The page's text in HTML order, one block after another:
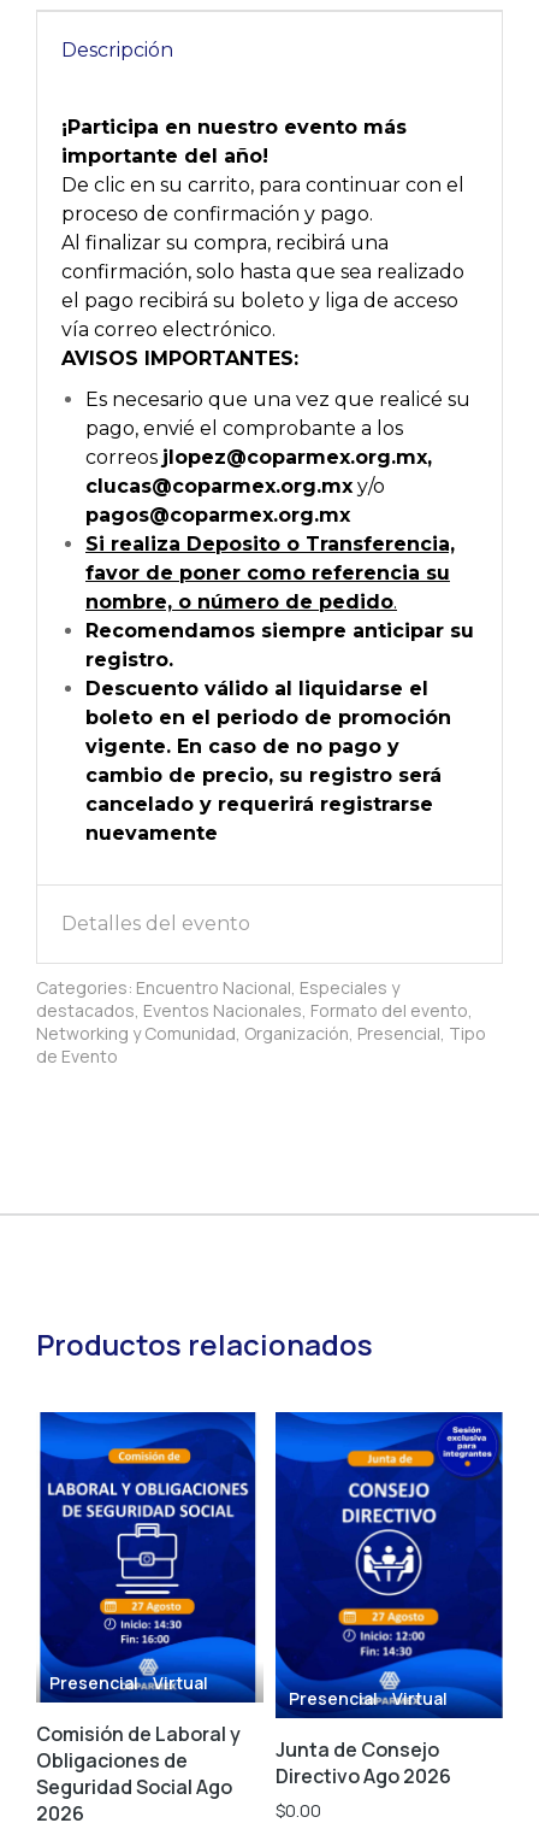
Descripción
¡Participa en nuestro evento más
importante del año!
De clic en su carrito, para continuar con el
proceso de confirmación y pago.
Al finalizar su compra, recibirá una
confirmación, solo hasta que sea realizado
el pago recibirá su boleto y liga de acceso
vía correo electrónico.
AVISOS IMPORTANTES:
Es necesario que una vez que realicé su
pago, envié el comprobante a los
correos jlopez@coparmex.org.mx,
clucas@coparmex.org.mx y/o
pagos@coparmex.org.mx
Si realiza Deposito o Transferencia,
favor de poner como referencia su
nombre, o número de pedido.
Recomendamos siempre anticipar su
registro.
Descuento válido al liquidarse el
boleto en el periodo de promoción
vigente. En caso de no pago y
cambio de precio, su registro será
cancelado y requerirá registrarse
nuevamente
Detalles del evento
Categories: Encuentro Nacional, Especiales y
destacados, Eventos Nacionales, Formato del evento,
Networking y Comunidad, Organización, Presencial, Tipo
de Evento
Productos relacionados
Presencial Virtual
Comisión de Laboral y
Obligaciones de
Seguridad Social Ago
2026
Presencial Virtual
Junta de Consejo
Directivo Ago 2026
$0.00